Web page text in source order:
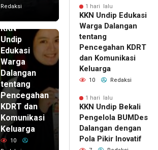
Redaksi
KKN
Undip
Edukasi
Warga
Dalangan
tentang
Pencegahan
KDRT dan
Komunikasi
Keluarga
10
1 hari lalu
KKN Undip Edukasi
Warga Dalangan
tentang
Pencegahan KDRT
dan Komunikasi
Keluarga
10 Redaksi
1 hari lalu
KKN Undip Bekali
Pengelola BUMDes
Dalangan dengan
Pola Pikir Inovatif